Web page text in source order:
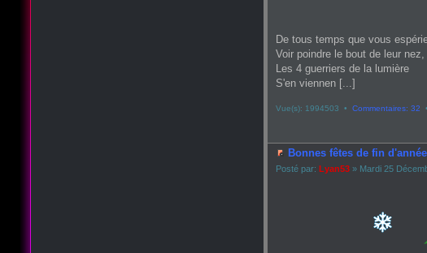
De tous temps que vous
Voir poindre le bout de leur nez,
Les 4 guerriers de la lumière
S'en viennen [...]
Vue(s): 1994503 • Commentaires: 32
Bonnes fêtes de fin d'année
Posté par: Lyan53» Mardi 25